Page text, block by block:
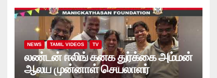
NEWS TAMIL VIDEOS TV
லண்டன் ஈலிங் கனக துர்க்கை அம்மன்
ஆலய முன்னாள் செயலாளர்